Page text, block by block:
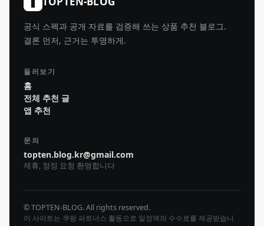
공식 스펙과 공개 자료를 검증해 쓰는 상품 추천 블로그.
결론 먼저, 근거는 투명하게.
둘러보기
홈
전체 추천 글
앱 추천
문의
topten.blog.kr@gmail.com
제휴, 정정 요청 환영합니다
© TOPTEN-BLOG. All rights reserved.
이 사이트는 쿠팡 파트너스 활동으로 일정액의 수수료를 제공받습니